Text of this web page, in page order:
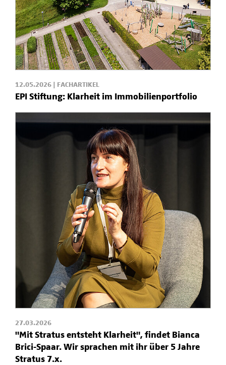
12.05.2026 | FACHARTIKEL
EPI Stiftung: Klarheit im Immobilienportfolio
27.03.2026
"Mit Stratus entsteht Klarheit", findet Bianca
Brici-Spaar. Wir sprachen mit ihr über 5 Jahre
Stratus 7.x.